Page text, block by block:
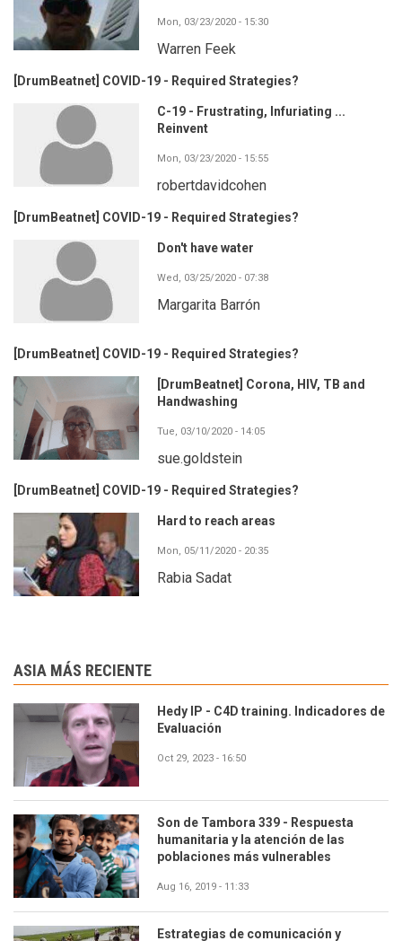
Mon, 03/23/2020 - 15:30
Warren Feek
[DrumBeatnet] COVID-19 - Required Strategies?
C-19 - Frustrating, Infuriating ...
Reinvent
Mon, 03/23/2020 - 15:55
robertdavidcohen
[DrumBeatnet] COVID-19 - Required Strategies?
Don't have water
Wed, 03/25/2020 - 07:38
Margarita Barrón
[DrumBeatnet] COVID-19 - Required Strategies?
[DrumBeatnet] Corona, HIV, TB and
Handwashing
Tue, 03/10/2020 - 14:05
sue.goldstein
[DrumBeatnet] COVID-19 - Required Strategies?
Hard to reach areas
Mon, 05/11/2020 - 20:35
Rabia Sadat
ASIA MÁS RECIENTE
Hedy IP - C4D training. Indicadores de
Evaluación
Oct 29, 2023 - 16:50
Son de Tambora 339 - Respuesta
humanitaria y la atención de las
poblaciones más vulnerables
Aug 16, 2019 - 11:33
Estrategias de comunicación y